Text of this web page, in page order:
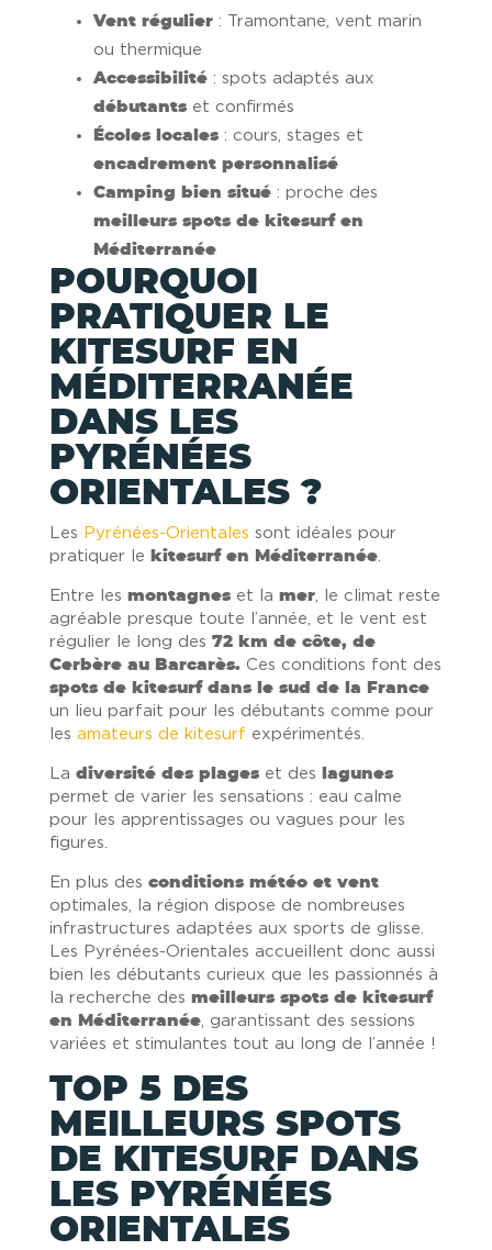
Vent régulier: Tramontane, vent marin
ou thermique
Accessibilité: spots adaptés aux
débutantset confirmés
Écoles locales: cours, stages et
encadrement personnalisé
Camping bien situé: proche des
meilleurs spots de kitesurf en
Méditerranée
POURQUOI
PRATIQUER LE
KITESURF EN
MÉDITERRANÉE
DANS LES
PYRÉNÉES
ORIENTALES ?
Les Pyrénées-Orientales sont idéales pour
pratiquer le
kitesurf en Méditerranée.
Entre les montagneset la mer, le climat reste
agréable presque toute l’année, et le vent est
régulier le long des 72 km de côte, de
Cerbère au Barcarès.Ces conditions font des
spots de kitesurf dans le sud de la France
un lieu parfait pour les débutants comme pour
les amateurs de kitesurf expérimentés.
La diversité des plageset des
lagunes
permet de varier les sensations : eau calme
pour les apprentissages ou vagues pour les
figures.
En plus des conditions météo et vent
optimales, la région dispose de nombreuses
infrastructures adaptées aux sports de glisse.
Les Pyrénées-Orientales accueillent donc aussi
bien les débutants curieux que les passionnés à
la recherche des meilleurs spots de kitesurf
en Méditerranée, garantissant des sessions
variées et stimulantes tout au long de l’année !
TOP 5 DES
MEILLEURS SPOTS
DE KITESURF DANS
LES PYRÉNÉES
ORIENTALES